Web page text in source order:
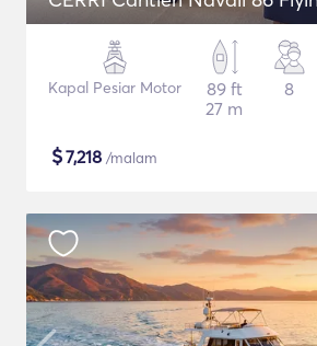
Kapal Pesiar Motor
89 ft
27 m
8
$7,218 /malam